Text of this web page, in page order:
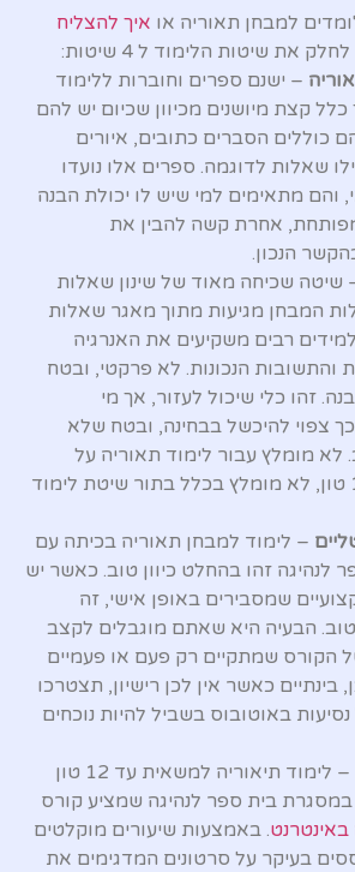
למבחן תאוריה או איך להצליח
לחלק את שיטות הלימוד ל 4 שיטות:
– ישנם ספרים וחוברות ללימוד
קצת מיושנים מכיוון שכיום יש להם
כוללים הסברים כתובים, איורים
שאלות לדוגמה. ספרים אלו נועדו
והם מתאימים למי שיש לו יכולת הבנה
אחרת קשה להבין את
הנכון.
שיטה שכיחה מאוד של שינון שאלות
המבחן מגיעות מתוך מאגר שאלות
רבים משקיעים את האנרגיה
והתשובות הנכונות. לא פרקטי, ובטח
זהו כלי שיכול לעזור, אך מי
צפוי להיכשל בבחינה, ובטח שלא
לא מומלץ עבור לימוד תאוריה על
משאית עד 12 טון, לא מומלץ בכלל בתור שיטת לימוד
– לימוד למבחן תאוריה בכיתה עם
לנהיגה זהו בהחלט כיוון טוב. כאשר יש
שמסבירים באופן אישי, זה
הבעיה היא שאתם מוגבלים לקצב
הקורס שמתקיים רק פעם או פעמיים
בינתיים כאשר אין לכן רישיון, תצטרכו
באוטובוס בשביל להיות נוכחים
– לימוד תיאוריה למשאית עד 12 טון
בית ספר לנהיגה שמציע קורס
באינטרנט. באמצעות שיעורים מוקלטים
בעיקר על סרטונים המדגימים את